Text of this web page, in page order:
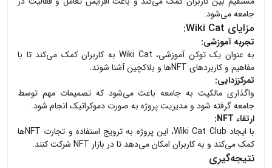
جامعه می‌شود.
مزایای Wiki Cat:
تجربه آموزشی:
به عنوان یک توکن آموزشی، Wiki Cat به کاربران کمک می‌کند تا با
مفاهیم و کاربردهای NFT‌ها و بلاکچین آشنا شوند.
تمرکززدایی:
واگذاری مالکیت به جامعه باعث می‌شود که تصمیمات مهم توسط
جامعه گرفته شود و مدیریت پروژه به صورت دموکراتیک انجام شود.
ارتقاء NFT:
با ایجاد Wiki Cat Club، این پروژه به ترویج استفاده و تجارت NFT‌ها
کمک می‌کند و به کاربران امکان می‌دهد تا در بازار NFT شرکت کنند.
نتیجه‌گیری